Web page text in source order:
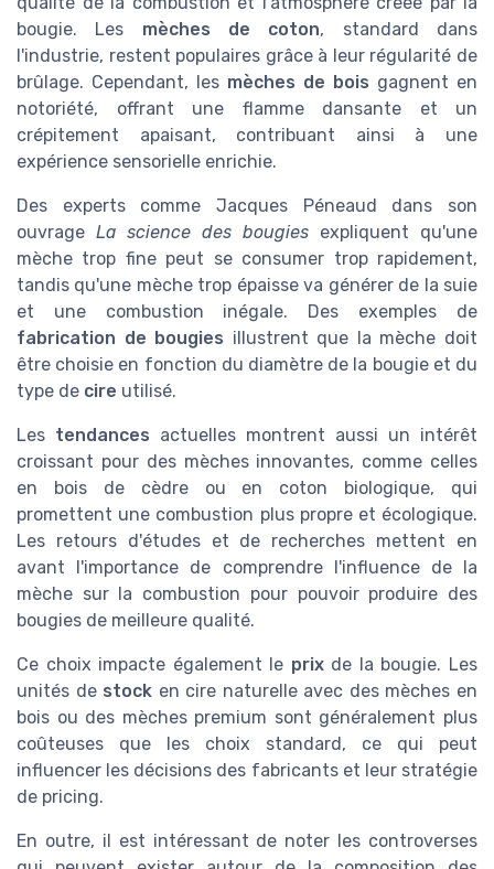
bougie. Les mèches de coton, standard dans
l'industrie, restent populaires grâce à leur régularité de
brûlage. Cependant, les mèches de bois gagnent en
notoriété, offrant une flamme dansante et un
crépitement apaisant, contribuant ainsi à une
expérience sensorielle enrichie.
Des experts comme Jacques Péneaud dans son
ouvrage La science des bougies expliquent qu'une
mèche trop fine peut se consumer trop rapidement,
tandis qu'une mèche trop épaisse va générer de la suie
et une combustion inégale. Des exemples de
fabrication de bougies illustrent que la mèche doit
être choisie en fonction du diamètre de la bougie et du
type de cire utilisé.
Les tendances actuelles montrent aussi un intérêt
croissant pour des mèches innovantes, comme celles
en bois de cèdre ou en coton biologique, qui
promettent une combustion plus propre et écologique.
Les retours d'études et de recherches mettent en
avant l'importance de comprendre l'influence de la
mèche sur la combustion pour pouvoir produire des
bougies de meilleure qualité.
Ce choix impacte également le prixde la bougie. Les
unités de stock en cire naturelle avec des mèches en
bois ou des mèches premium sont généralement plus
coûteuses que les choix standard, ce qui peut
influencer les décisions des fabricants et leur stratégie
de pricing.
En outre, il est intéressant de noter les controverses